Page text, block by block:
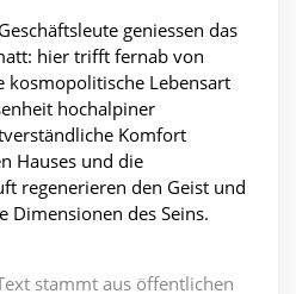
geniessen das
hier trifft fernab von
Lebensart
hochalpiner
Komfort
Hauses und die
regenerieren den Geist und
Dimensionen des Seins.
stammt aus öffentlichen